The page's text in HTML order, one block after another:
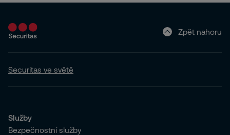
Zpět nahoru
Securitas ve světě
Služby
Bezpečnostní služby